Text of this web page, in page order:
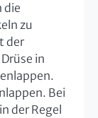
die
zu
der
in
Bei
der Regel